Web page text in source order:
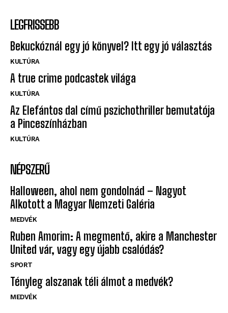
LEGFRISSEBB
Bekuckóznál egy jó könyvel? Itt egy jó választás
KULTÚRA
A true crime podcastek világa
KULTÚRA
Az Elefántos dal című pszichothriller bemutatója
a Pinceszínházban
KULTÚRA
NÉPSZERŰ
Halloween, ahol nem gondolnád – Nagyot
Alkotott a Magyar Nemzeti Galéria
MEDVÉK
Ruben Amorim: A megmentő, akire a Manchester
United vár, vagy egy újabb csalódás?
SPORT
Tényleg alszanak téli álmot a medvék?
MEDVÉK